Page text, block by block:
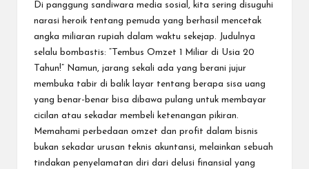
Di panggung sandiwara media sosial, kita sering disuguhi
narasi heroik tentang pemuda yang berhasil mencetak
angka miliaran rupiah dalam waktu sekejap. Judulnya
selalu bombastis: “Tembus Omzet 1 Miliar di Usia 20
Tahun!” Namun, jarang sekali ada yang berani jujur
membuka tabir di balik layar tentang berapa sisa uang
yang benar-benar bisa dibawa pulang untuk membayar
cicilan atau sekadar membeli ketenangan pikiran.
Memahami perbedaan omzet dan profit dalam bisnis
bukan sekadar urusan teknis akuntansi, melainkan sebuah
tindakan penyelamatan diri dari delusi finansial yang